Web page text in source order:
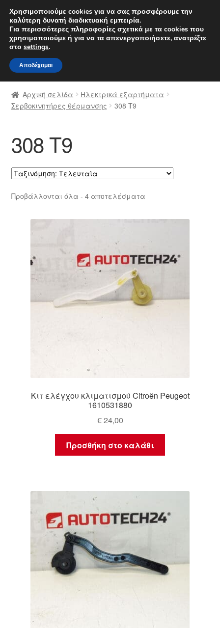
ΑΠΟΣΤΟΛΗ από 7 EUR
Δευτέρα-Παρ. 9 π.μ. - 4 μ.μ.
Απευθείας
μετάβαση
στην
πλοήγηση
Μετάβαση
σε
περιεχόμενο
Αρχική
Διαδικασία Παραπόνων
Καροτσάκι
Μεταφορά
Ολοκλήρωση αγοράς
Οροι και Προϋποθέσεις
Παγκόσμια αποστολή
Αρχική σελίδα
Ηλεκτρικά εξαρτήματα
Σερβοκινητήρες θέρμανσης
308 Τ9
308 Τ9
Προβάλλονται όλα - 4 αποτελέσματαSorted
latest
Κιτ ελέγχου κλιματισμού Citroën Peugeot
1610531880
€24,00
Προσθήκη στο καλάθι
Χρησιμοποιούμε cookies για να σας προσφέρουμε την
καλύτερη δυνατή διαδικτυακή εμπειρία.
Για περισσότερες πληροφορίες σχετικά με τα cookies που
χρησιμοποιούμε ή για να τα απενεργοποιήσετε, ανατρέξτε
στο settings.
Αποδέχομαι